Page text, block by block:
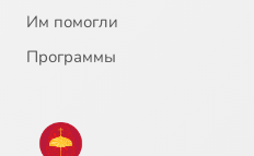
Им помогли
Программы